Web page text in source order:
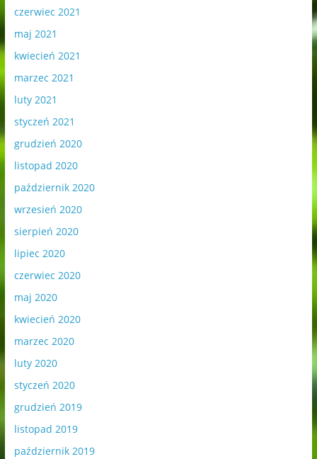
czerwiec 2021
maj 2021
kwiecień 2021
marzec 2021
luty 2021
styczeń 2021
grudzień 2020
listopad 2020
październik 2020
wrzesień 2020
sierpień 2020
lipiec 2020
czerwiec 2020
maj 2020
kwiecień 2020
marzec 2020
luty 2020
styczeń 2020
grudzień 2019
listopad 2019
październik 2019